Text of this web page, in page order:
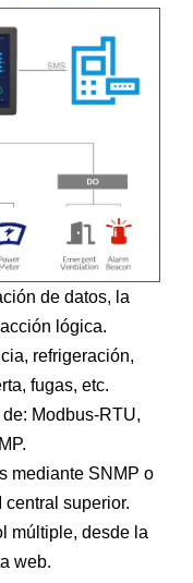
de datos, la
lógica.
refrigeración,
fugas, etc.
Modbus-RTU,
mediante SNMP o
superior.
múltiple, desde la
web.